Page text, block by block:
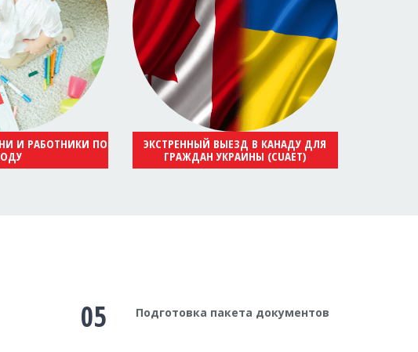
И РАБОТНИКИ ПО
ЭКСТРЕННЫЙ ВЫЕЗД В КАНАДУ ДЛЯ
ГРАЖДАН УКРАИНЫ (CUAET)
05 Подготовка пакета документов